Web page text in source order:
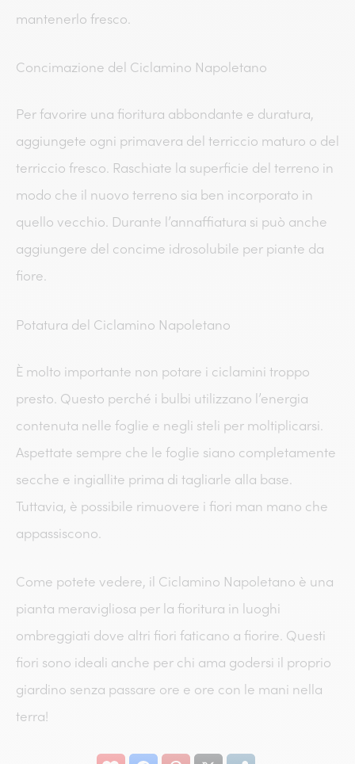
mantenerlo fresco.
Concimazione del Ciclamino Napoletano
Per favorire una fioritura abbondante e duratura,
aggiungete ogni primavera del terriccio maturo o del
terriccio fresco. Raschiate la superficie del terreno in
modo che il nuovo terreno sia ben incorporato in
quello vecchio. Durante l’annaffiatura si può anche
aggiungere del concime idrosolubile per piante da
fiore.
Potatura del Ciclamino Napoletano
È molto importante non potare i ciclamini troppo
presto. Questo perché i bulbi utilizzano l’energia
contenuta nelle foglie e negli steli per moltiplicarsi.
Aspettate sempre che le foglie siano completamente
secche e ingiallite prima di tagliarle alla base.
Tuttavia, è possibile rimuovere i fiori man mano che
appassiscono.
Come potete vedere, il Ciclamino Napoletano è una
pianta meravigliosa per la fioritura in luoghi
ombreggiati dove altri fiori faticano a fiorire. Questi
fiori sono ideali anche per chi ama godersi il proprio
giardino senza passare ore e ore con le mani nella
terra!